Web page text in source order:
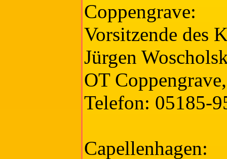
Coppengrave:
Vorsitzende des
Jürgen
OT
Telefon: 05185-
Capellenhagen: